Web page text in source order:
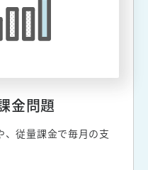
金問題
、従量課金で毎月の支